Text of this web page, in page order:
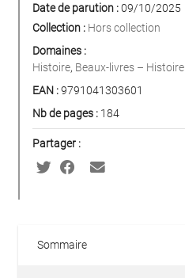
Date de parution :09/10/2025
Collection : Hors collection
Domaines :
Histoire, Beaux-livres – Histoire
EAN :9791041303601
Nb de pages : 184
Partager :
Sommaire